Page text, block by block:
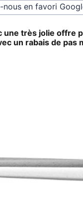
nous en favori
une très jolie offre
un rabais de pas